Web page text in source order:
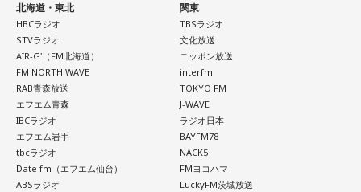
ょう。
【12位】山羊座（やぎ座）
ワーク・ライフ・バランスを考えると良い日です。最近のあ
なたは、働きすぎてはいませんか？あなたが頑張っていらっ
しゃるのはとても素敵ですが、今日はプライベートを充実さ
せると良いでしょう。
んは悪者！？笑などワクワク。
ラストではもしかして続編あり？と期待感を残しながら見終
わりました。
ただ…、次のエピソードを見るまでたった1週間なのに、もう
前回の内容を忘れかけている自分がいるのです！
忘れているというか…その1週間で他のドラマや映画を多数見
てしまうのでいろいろな内容が混ざってしまって…。
そう考えると配信がなかった昔は1週間が待ち遠しかったし、
北海道・東北
HBCラジオ
STVラジオ
AIR-G'（FM北海道）
FM NORTH WAVE
RAB青森放送
エフエム青森
IBCラジオ
エフエム岩手
tbcラジオ
Date fm（エフエム仙台）
ABSラジオ
関東
TBSラジオ
文化放送
ニッポン放送
interfm
TOKYO FM
J-WAVE
ラジオ日本
BAYFM78
NACK5
FMヨコハマ
LuckyFM茨城放送